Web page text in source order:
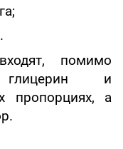
помимо
глицерин и
пропорциях, а